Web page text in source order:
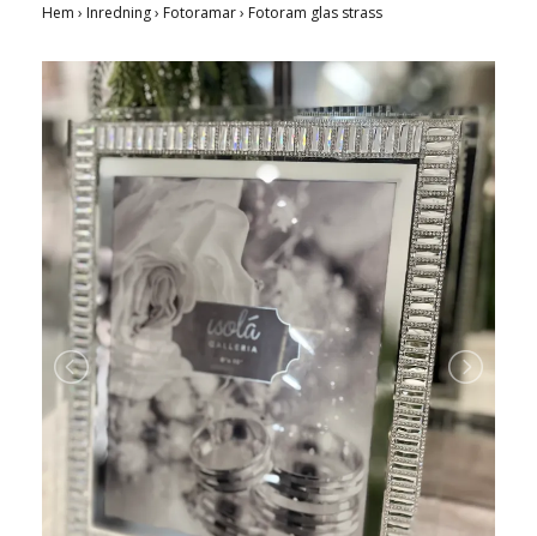
Hem › Inredning› Fotoramar› Fotoram glas strass